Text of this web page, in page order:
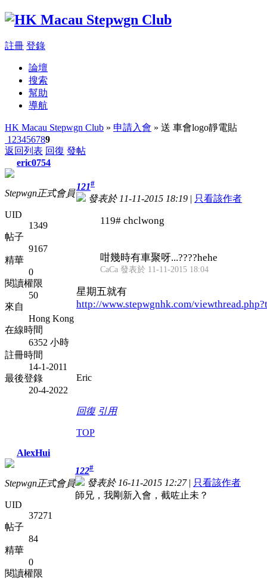
註冊 登錄
論壇
搜索
幫助
導航
HK Macau Stepwgn Club » 申請入會 » 送 車會logo靜電貼
1 23456789
返回列表 回復 發帖
eric0754
Stepwgn正式會員
UID
1349
帖子
9167
精華
0
閱讀權限
50
來自
Hong Kong
在線時間
6352 小時
註冊時間
14-1-2011
最後登錄
20-4-2022
121#
發表於 11-11-2015 18:19 | 只看該作者
119# chclwong
咁幾時有車聚呀...????hehe
CaCa 發表於 11-11-2015 18:04
星期五就有
http://www.stepwgnhk.com/
Eric
回復 引用
TOP
AlexHui
Stepwgn正式會員
UID
37271
帖子
84
精華
0
閱讀權限
122#
發表於 16-11-2015 12:27| 只看該作者
師兄，我剛新入會，截咗止未？